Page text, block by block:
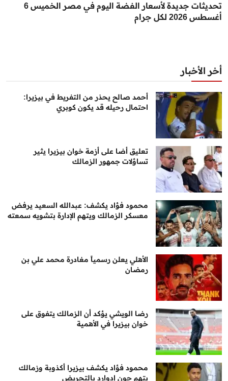
تحديثات جديدة لأسعار الفضة اليوم في مصر الخميس 6
أغسطس 2026 لكل جرام
أخر الأخبار
أحمد صالح يحذر من التفريط في بيزيرا:
احتمال رحيله قد يكون كوبري
تعليق أضا على أزمة خوان بيزيرا يثير
تساؤلات جمهور الزمالك
محمود فؤاد يكشف: عبدالله السعيد يرفض
معسكر الزمالك ويتهم الإدارة بتشويه سمعته
الأهلي يعلن رسمياً مغادرة محمد علي بن
رمضان
رضا الويشي يؤكد أن الزمالك يتفوق على
خوان بيزيرا في الأهمية
محمود فؤاد يكشف بيزيرا أكذوبة وزمالك
يتهم جون إدوارد بالتحريض